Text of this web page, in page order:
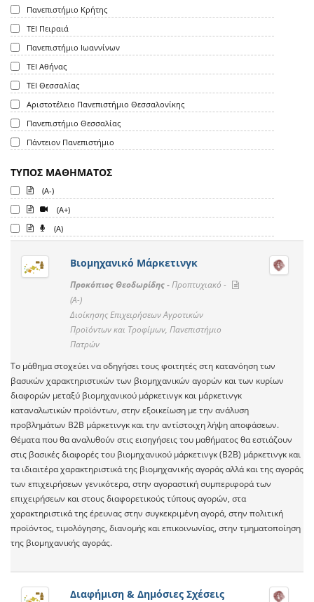
Πανεπιστήμιο Κρήτης
ΤΕΙ Πειραιά
Πανεπιστήμιο Ιωαννίνων
ΤΕΙ Αθήνας
ΤΕΙ Θεσσαλίας
Αριστοτέλειο Πανεπιστήμιο Θεσσαλονίκης
Πανεπιστήμιο Θεσσαλίας
Πάντειον Πανεπιστήμιο
ΤΥΠΟΣ ΜΑΘΗΜΑΤΟΣ
(A-)
(A+)
(A)
Βιομηχανικό Μάρκετινγκ
Προκόπιος Θεοδωρίδης -Προπτυχιακό -
(A-)
Διοίκησης Επιχειρήσεων Αγροτικών
Προϊόντων και Τροφίμων, Πανεπιστήμιο
Πατρών
Το μάθημα στοχεύει να οδηγήσει τους φοιτητές στη κατανόηση των
βασικών χαρακτηριστικών των βιομηχανικών αγορών και των κυρίων
διαφορών μεταξύ βιομηχανικού μάρκετινγκ και μάρκετινγκ
καταναλωτικών προϊόντων, στην εξοικείωση με την ανάλυση
προβλημάτων Β2Β μάρκετινγκ και την αντίστοιχη λήψη αποφάσεων.
Θέματα που θα αναλυθούν στις εισηγήσεις του μαθήματος θα εστιάζουν
στις βασικές διαφορές του βιομηχανικού μάρκετινγκ (Β2Β) μάρκετινγκ και
τα ιδιαιτέρα χαρακτηριστικά της βιομηχανικής αγοράς αλλά και της αγοράς
των επιχειρήσεων γενικότερα, στην αγοραστική συμπεριφορά των
επιχειρήσεων και στους διαφορετικούς τύπους αγορών, στα
χαρακτηριστικά της έρευνας στην συγκεκριμένη αγορά, στην πολιτική
προϊόντος, τιμολόγησης, διανομής και επικοινωνίας, στην τμηματοποίηση
της βιομηχανικής αγοράς.
Διαφήμιση & Δημόσιες Σχέσεις